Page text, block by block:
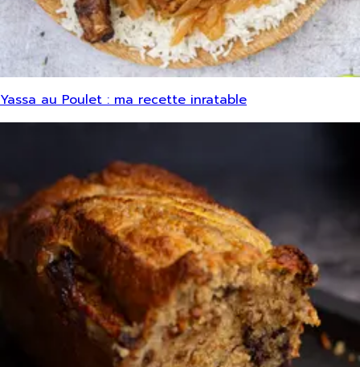
Yassa au Poulet : ma recette inratable